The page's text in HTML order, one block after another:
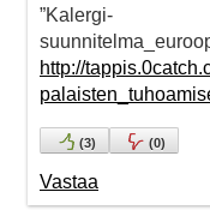
”Kalergi-
http://
(3) (0)
Vastaa